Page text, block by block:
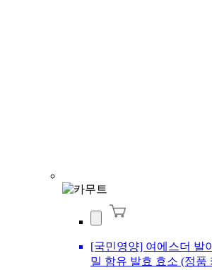
[국민영양] 여에스더 발
밀 함유 발효 효소 (정품